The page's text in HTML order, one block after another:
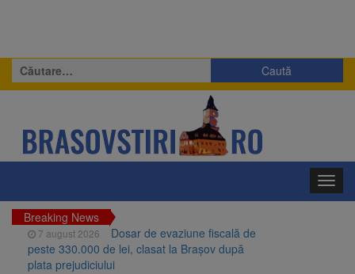
Caută
după:
Breaking News
7 august 2026
Dosar de evaziune fiscală de
peste 330.000 de lei, clasat la Brașov după
plata prejudiciului